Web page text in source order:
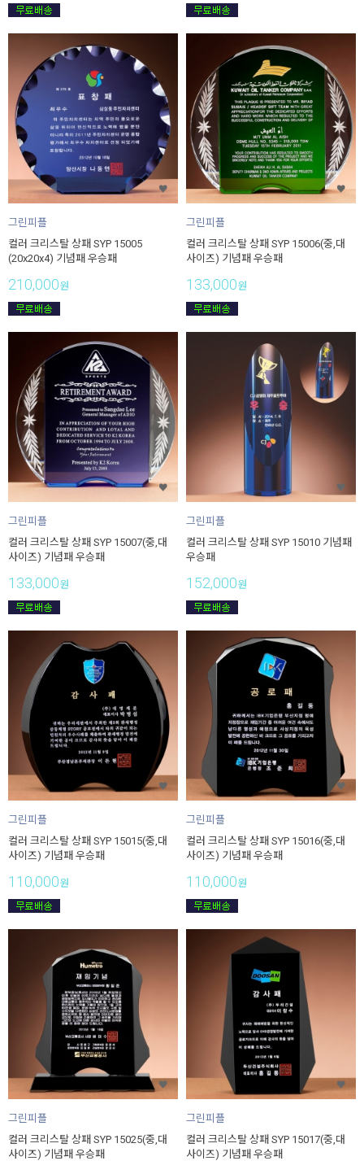
그린피플
컬러 크리스탈 상패 SYP 15005
(20x20x4) 기념패 우승패
210,000원
그린피플
컬러 크리스탈 상패 SYP 15006(중,대
사이즈) 기념패 우승패
133,000원
그린피플
컬러 크리스탈 상패 SYP 15007(중,대
사이즈) 기념패 우승패
133,000원
그린피플
컬러 크리스탈 상패 SYP 15010 기념패
우승패
152,000원
그린피플
컬러 크리스탈 상패 SYP 15015(중,대
사이즈) 기념패 우승패
110,000원
그린피플
컬러 크리스탈 상패 SYP 15016(중,대
사이즈) 기념패 우승패
110,000원
그린피플
컬러 크리스탈 상패 SYP 15025(중,대
사이즈) 기념패 우승패
그린피플
컬러 크리스탈 상패 SYP 15017(중,대
사이즈) 기념패 우승패